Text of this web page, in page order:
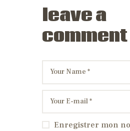
leave a
comment
Enregistrer mon